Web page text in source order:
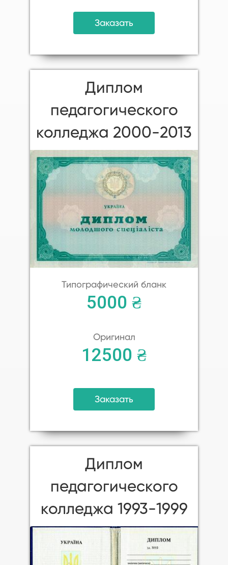
Заказать
Диплом
педагогического
колледжа 2000-2013
Типографический бланк
5000 ₴
Оригинал
12500 ₴
Заказать
Диплом
педагогического
колледжа 1993-1999